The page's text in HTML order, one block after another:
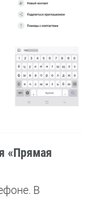
«Прямая
В